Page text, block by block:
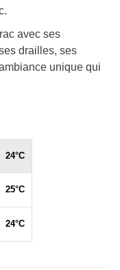
avec ses
drailles, ses
unique qui